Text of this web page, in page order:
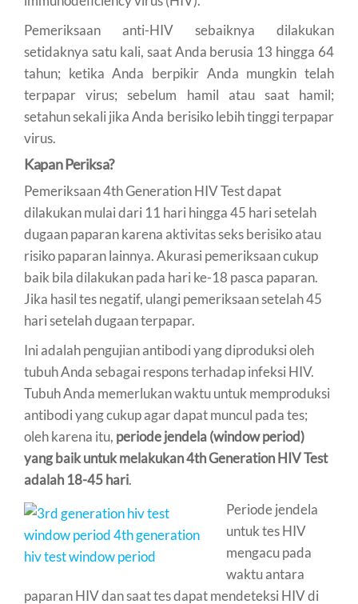
Pemeriksaan anti-HIV sebaiknya dilakukan
setidaknya satu kali, saat Anda berusia 13 hingga 64
tahun; ketika Anda berpikir Anda mungkin telah
terpapar virus; sebelum hamil atau saat hamil;
setahun sekali jika Anda berisiko lebih tinggi terpapar
virus.
Kapan Periksa?
Pemeriksaan 4th Generation HIV Test dapat
dilakukan mulai dari 11 hari hingga 45 hari setelah
dugaan paparan karena aktivitas seks berisiko atau
risiko paparan lainnya. Akurasi pemeriksaan cukup
baik bila dilakukan pada hari ke-18 pasca paparan.
Jika hasil tes negatif, ulangi pemeriksaan setelah 45
hari setelah dugaan terpapar.
Ini adalah pengujian antibodi yang diproduksi oleh
tubuh Anda sebagai respons terhadap infeksi HIV.
Tubuh Anda memerlukan waktu untuk memproduksi
antibodi yang cukup agar dapat muncul pada tes;
oleh karena itu, periode jendela (window period)
yang baik untuk melakukan 4th Generation HIV Test
adalah 18-45 hari.
Periode jendela
untuk tes HIV
mengacu pada
waktu antara
paparan HIV dan saat tes dapat mendeteksi HIV di